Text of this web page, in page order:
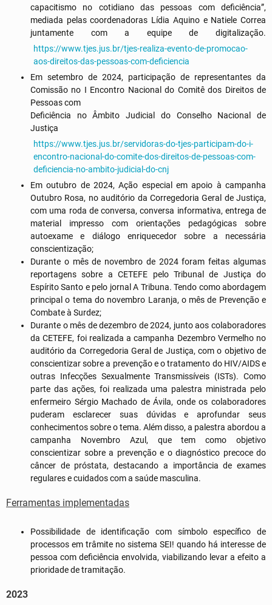
capacitismo no cotidiano das pessoas com deficiência”,
mediada pelas coordenadoras Lídia Aquino e Natiele Correa
juntamente com a equipe de digitalização.
https://www.tjes.jus.br/tjes-realiza-evento-de-promocao-
aos-direitos-das-pessoas-com-deficiencia
Em setembro de 2024, participação de representantes da
Comissão no I Encontro Nacional do Comitê dos Direitos de
Pessoas com
Deficiência no Âmbito Judicial do Conselho Nacional de
Justiça
https://www.tjes.jus.br/servidoras-do-tjes-participam-do-i-
encontro-nacional-do-comite-dos-direitos-de-pessoas-com-
deficiencia-no-ambito-judicial-do-cnj
Em outubro de 2024, Ação especial em apoio à campanha
Outubro Rosa, no auditório da Corregedoria Geral de Justiça,
com uma roda de conversa, conversa informativa, entrega de
material impresso com orientações pedagógicas sobre
autoexame e diálogo enriquecedor sobre a necessária
conscientização;
Durante o mês de novembro de 2024 foram feitas algumas
reportagens sobre a CETEFE pelo Tribunal de Justiça do
Espírito Santo e pelo jornal A Tribuna. Tendo como abordagem
principal o tema do novembro Laranja, o mês de Prevenção e
Combate à Surdez;
Durante o mês de dezembro de 2024, junto aos colaboradores
da CETEFE, foi realizada a campanha Dezembro Vermelho no
auditório da Corregedoria Geral de Justiça, com o objetivo de
conscientizar sobre a prevenção e o tratamento do HIV/AIDS e
outras Infecções Sexualmente Transmissíveis (ISTs). Como
parte das ações, foi realizada uma palestra ministrada pelo
enfermeiro Sérgio Machado de Ávila, onde os colaboradores
puderam esclarecer suas dúvidas e aprofundar seus
conhecimentos sobre o tema. Além disso, a palestra abordou a
campanha Novembro Azul, que tem como objetivo
conscientizar sobre a prevenção e o diagnóstico precoce do
câncer de próstata, destacando a importância de exames
regulares e cuidados com a saúde masculina.
Ferramentas implementadas
Possibilidade de identificação com símbolo específico de
processos em trâmite no sistema SEI! quando há interesse de
pessoa com deficiência envolvida, viabilizando levar a efeito a
prioridade de tramitação.
2023